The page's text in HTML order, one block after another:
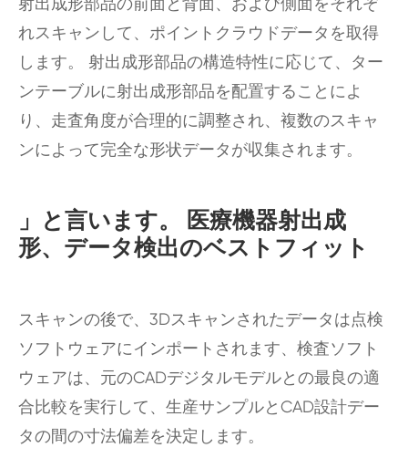
れスキャンして、ポイントクラウドデータを取得
します。 射出成形部品の構造特性に応じて、ター
ンテーブルに射出成形部品を配置することによ
り、走査角度が合理的に調整され、複数のスキャ
ンによって完全な形状データが収集されます。
」と言います。 医療機器射出成
形、データ検出のベストフィット
スキャンの後で、3Dスキャンされたデータは点検
ソフトウェアにインポートされます、検査ソフト
ウェアは、元のCADデジタルモデルとの最良の適
合比較を実行して、生産サンプルとCAD設計デー
タの間の寸法偏差を決定します。